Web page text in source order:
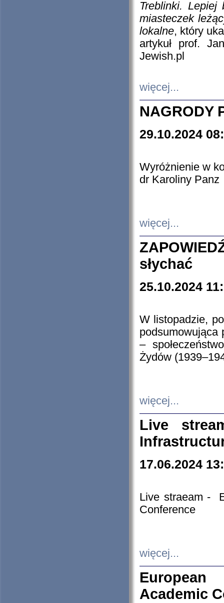
Treblinki. Lepiej
miasteczek
lokalne, który
artykuł prof.
Jewish.pl
więcej...
NAGRODY
29.10.2024
Wyróżnienie w
dr Karoliny Panz
więcej...
słychać
25.10.2024
W listopadzie,
podsumowująca
–
Żydów
więcej...
Live
17.06.2024
Live straeam -
Conference
więcej...
European
Academic